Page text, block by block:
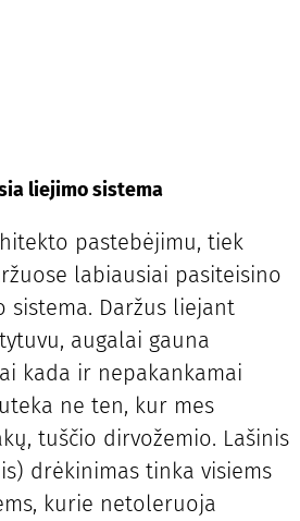
liejimo sistema
pastebėjimu, tiek
labiausiai pasiteisino
sistema. Daržus liejant
augalai gauna
kada ir nepakankamai
ne ten, kur mes
tuščio dirvožemio. Lašinis
drėkinimas tinka visiems
kurie netoleruoja